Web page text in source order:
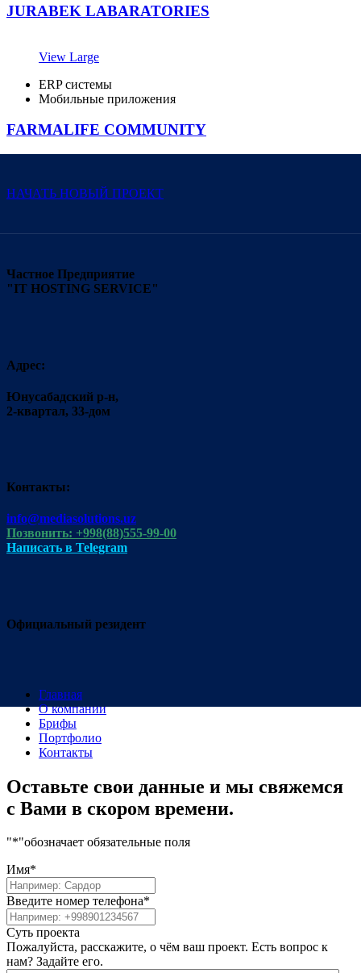
JURABEK LABARATORIES
View Large
ERP системы
Мобильные приложения
FARMALIFE COMMUNITY
НАЧАТЬ НОВЫЙ ПРОЕКТ
Частное Предприятие
"IT HOSTING SERVICE"
Адрес:
Юнусабадский р-н,
2-квартал, 33-дом
Контакты:
info@mediasolutions.uz
Позвонить: +998(88)555-99-00
Написать в Telegram
Официальный резидент
Главная
О компании
Брифы
Портфолио
Контакты
Оставьте свои данные и мы свяжемся
с Вами в скором времени.
"*"обозначает обязательные поля
Имя*
Введите номер телефона*
Суть проекта
Пожалуйста, расскажите, о чём ваш проект. Есть вопрос к
нам? Задайте его.